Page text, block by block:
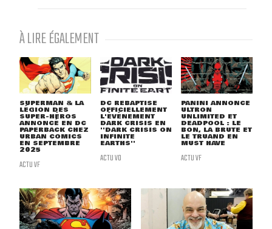
À LIRE ÉGALEMENT
SUPERMAN & LA
LÉGION DES
SUPER-HÉROS
ANNONCÉ EN DC
PAPERBACK CHEZ
URBAN COMICS
EN SEPTEMBRE
2025
ACTU VF
DC REBAPTISE
OFFICIELLEMENT
L'ÉVÉNEMENT
DARK CRISIS EN
''DARK CRISIS ON
INFINITE
EARTHS''
ACTU VO
PANINI ANNONCE
ULTRON
UNLIMITED ET
DEADPOOL : LE
BON, LA BRUTE ET
LE TRUAND EN
MUST HAVE
ACTU VF